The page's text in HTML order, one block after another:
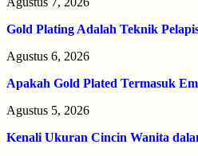
Gold Plating Adalah Teknik
Agustus 6, 2026
Apakah Gold Plated Termasuk
Agustus 5, 2026
Kenali Ukuran Cincin Wanita